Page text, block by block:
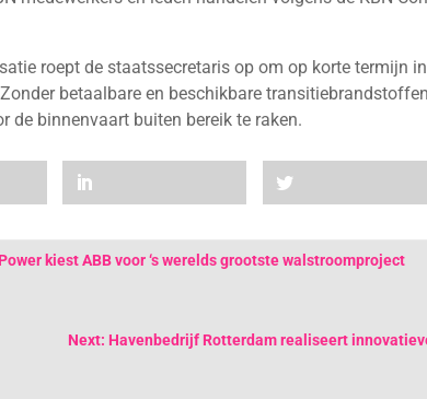
roept de staatssecretaris op om op korte termijn
betaalbare en beschikbare
de binnenvaart buiten bereik te raken.
kiest ABB voor ‘s werelds grootste walstroomproject
Next: Havenbedrijf Rotterdam realiseert